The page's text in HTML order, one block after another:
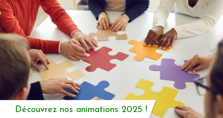
Découvrez nos animations 2025 !